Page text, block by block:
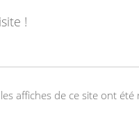
!
affiches de ce site ont été